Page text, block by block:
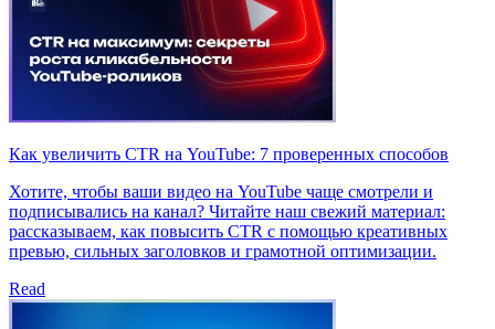
Как увеличить CTR на YouTube: 7 проверенных способов
Хотите, чтобы ваши видео на YouTube чаще смотрели и
подписывались на канал? Читайте наш свежий материал:
рассказываем, как повысить CTR с помощью креативных
превью, сильных заголовков и грамотной оптимизации.
Read